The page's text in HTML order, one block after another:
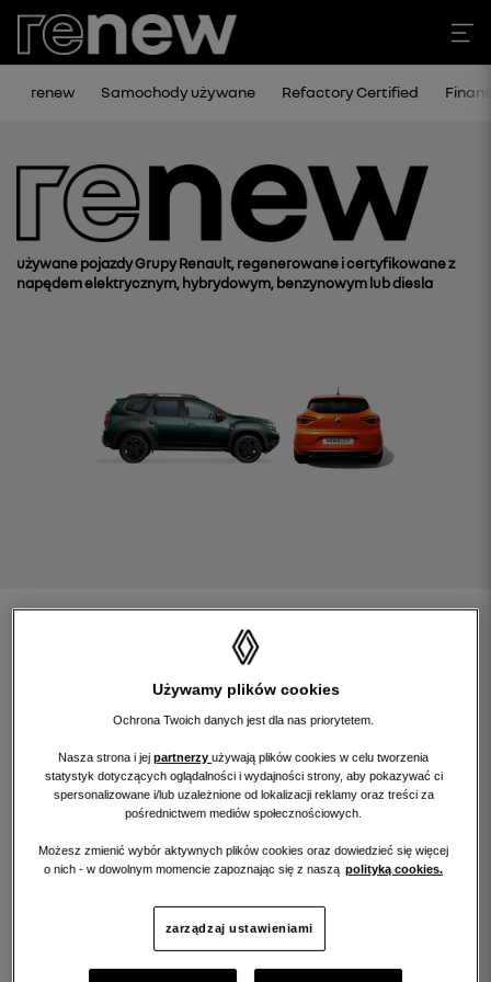
renew Samochody używane Refactory Certified
używane pojazdy Grupy Renault, regenerowane i certyfikowane z
napędem elektrycznym, hybrydowym, benzynowym lub diesla
znajdź samochód
filtruj wyniki szukania według:
renew gold renew start
Używamy plików cookies
Ochrona Twoich danych jest dla nas priorytetem.
Nasza strona i jej partnerzy używają plików cookies w celu tworzenia
statystyk dotyczących oglądalności i wydajności strony, aby pokazywać ci
spersonalizowane i/lub uzależnione od lokalizacji reklamy oraz treści za
pośrednictwem mediów społecznościowych.
Możesz zmienić wybór aktywnych plików cookies oraz dowiedzieć się więcej
o nich - w dowolnym momencie zapoznając się z naszą polityką cookies.
zarządzaj ustawieniami